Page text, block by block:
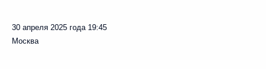
30 апреля 2025 года 19:45
Москва